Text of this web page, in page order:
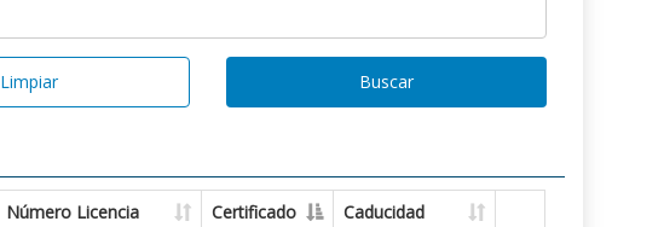
Limpiar Buscar
Número Licencia Certificado
Caducidad